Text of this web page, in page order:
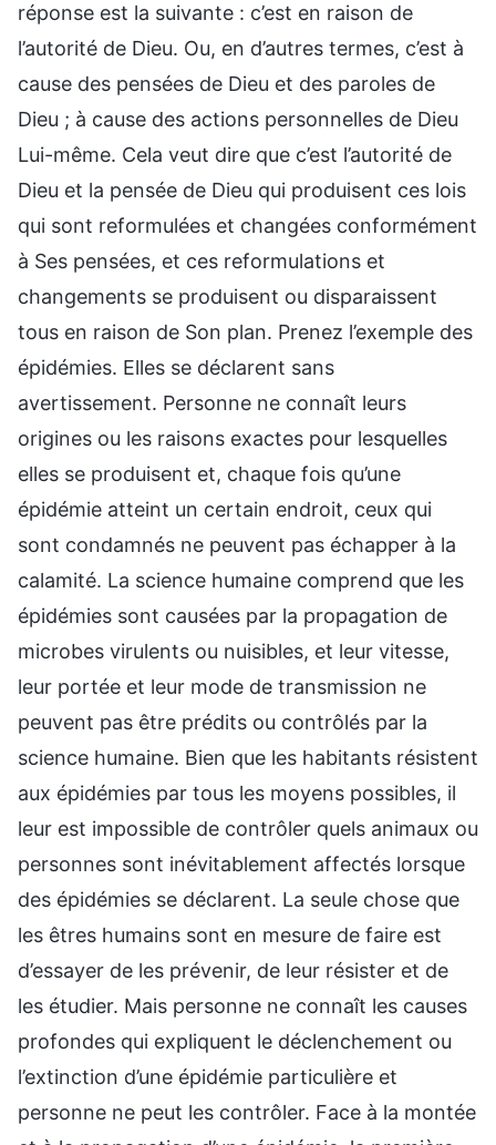
réponse est la suivante : c’est en raison de
l’autorité de Dieu. Ou, en d’autres termes, c’est à
cause des pensées de Dieu et des paroles de
Dieu ; à cause des actions personnelles de Dieu
Lui-même. Cela veut dire que c’est l’autorité de
Dieu et la pensée de Dieu qui produisent ces lois
qui sont reformulées et changées conformément
à Ses pensées, et ces reformulations et
changements se produisent ou disparaissent
tous en raison de Son plan. Prenez l’exemple des
épidémies. Elles se déclarent sans
avertissement. Personne ne connaît leurs
origines ou les raisons exactes pour lesquelles
elles se produisent et, chaque fois qu’une
épidémie atteint un certain endroit, ceux qui
sont condamnés ne peuvent pas échapper à la
calamité. La science humaine comprend que les
épidémies sont causées par la propagation de
microbes virulents ou nuisibles, et leur vitesse,
leur portée et leur mode de transmission ne
peuvent pas être prédits ou contrôlés par la
science humaine. Bien que les habitants résistent
aux épidémies par tous les moyens possibles, il
leur est impossible de contrôler quels animaux ou
personnes sont inévitablement affectés lorsque
des épidémies se déclarent. La seule chose que
les êtres humains sont en mesure de faire est
d’essayer de les prévenir, de leur résister et de
les étudier. Mais personne ne connaît les causes
profondes qui expliquent le déclenchement ou
l’extinction d’une épidémie particulière et
personne ne peut les contrôler. Face à la montée